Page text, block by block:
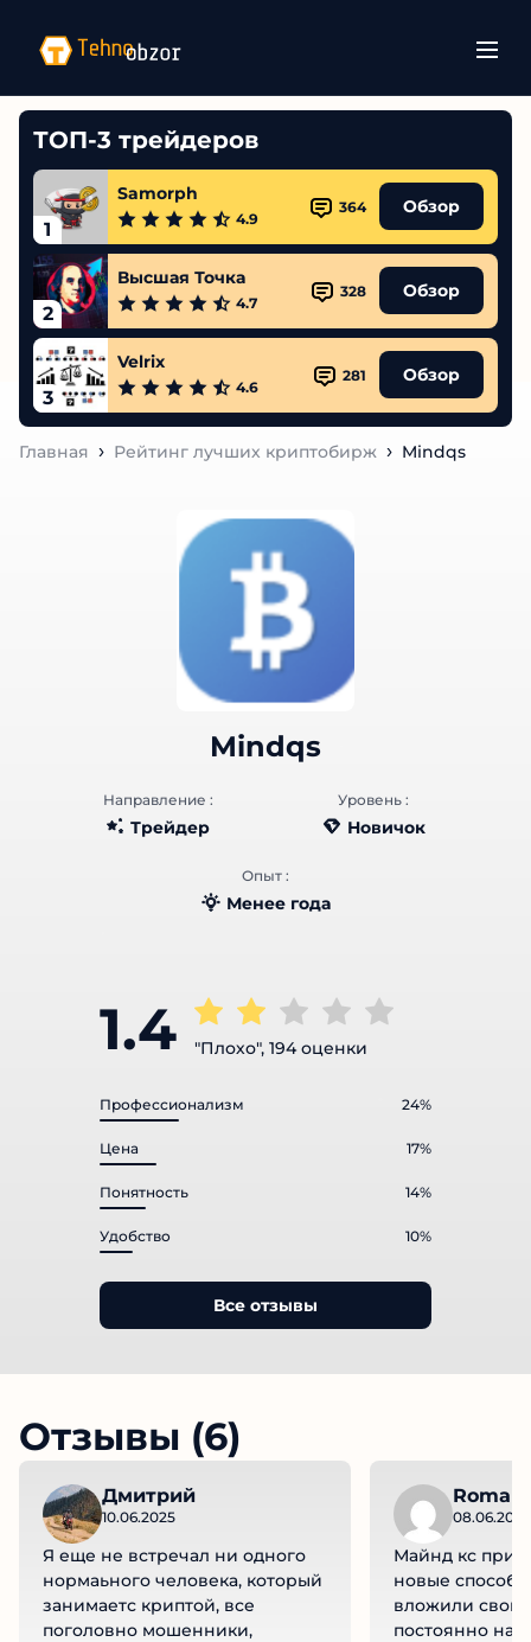
ТОП-3 трейдеров
1
Samorph
4.9
364 Обзор
2
Высшая Точка
4.7
328 Обзор
3
Velrix
4.6
281 Обзор
Главная Рейтинг лучших криптобирж Mindqs
Mindqs
Направление :
Трейдер
Уровень :
Новичок
Опыт :
Менее года
1.4 "Плохо", 194 оценки
Профессионализм 24%
Цена 17%
Понятность 14%
Удобство 10%
Все отзывы
Отзывы (6)
Дмитрий
10.06.2025
Я еще не встречал ни одного
нормаьного человека, который
занимаетс криптой, все
поголовно мошенники,
Roman
08.06.2025
Майнд кс
новые
вложили свои
постоянно на